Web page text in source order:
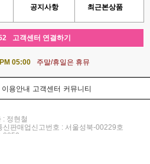
공지사항 최근본상품
고객센터 연결하기
05:00 주말/휴일은 휴뮤
이용안내 고객센터 커뮤니티
: 정현철
판매업신고번호 : 서울성북-00229호
8852